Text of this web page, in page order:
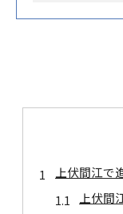
上伏間江で
上伏間